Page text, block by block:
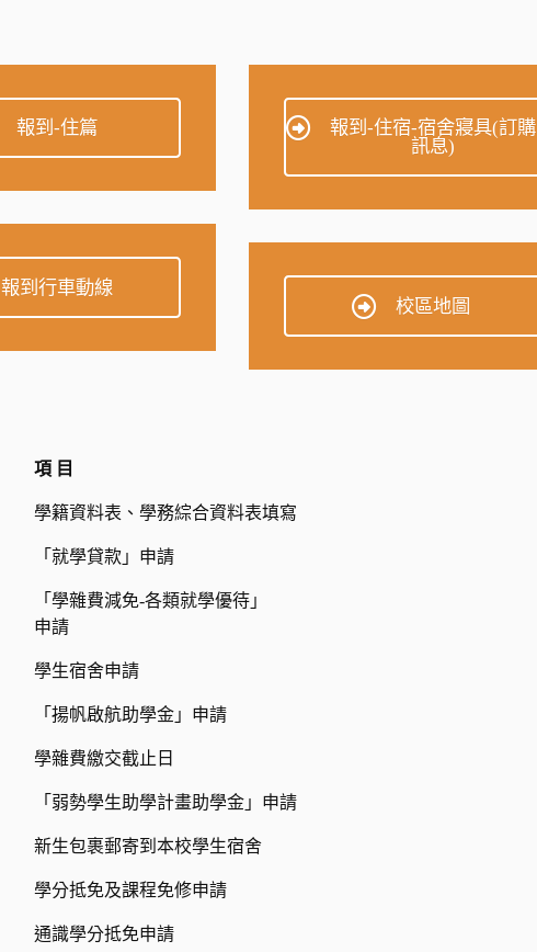
報到-住篇
報到行車動線
報到-住宿-宿舍寢具(訂購
訊息)
校區地圖
項 目
學籍資料表、學務綜合資料表填寫
「就學貸款」申請
「學雜費減免-各類就學優待」
申請
學生宿舍申請
「揚帆啟航助學金」申請
學雜費繳交截止日
「弱勢學生助學計畫助學金」申請
新生包裹郵寄到本校學生宿舍
學分抵免及課程免修申請
通識學分抵免申請